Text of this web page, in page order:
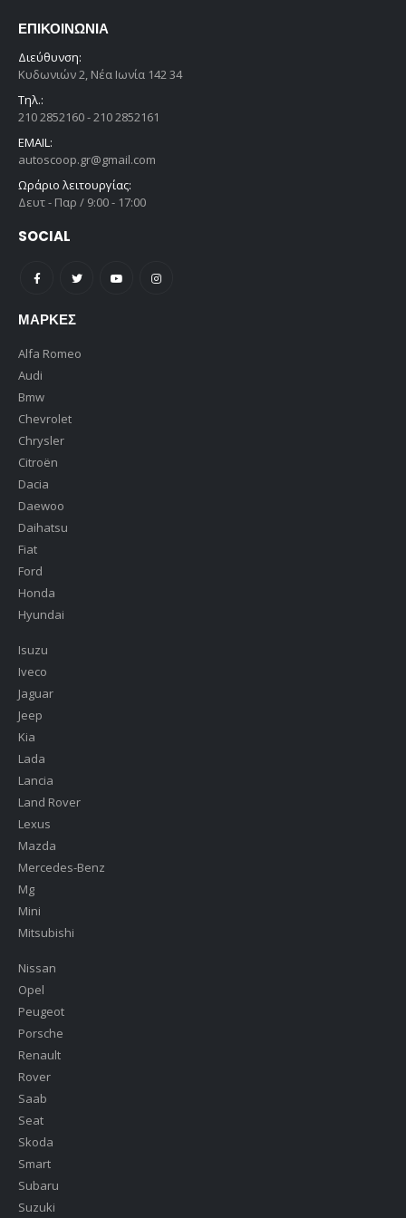
ΕΠΙΚΟΙΝΩΝΊΑ
Διεύθυνση:
Κυδωνιών 2, Νέα Ιωνία 142 34
Τηλ.:
210 2852160 - 210 2852161
EMAIL:
autoscoop.gr@gmail.com
Ωράριο λειτουργίας:
Δευτ - Παρ / 9:00 - 17:00
SOCIAL
ΜΆΡΚΕΣ
Alfa Romeo
Audi
Bmw
Chevrolet
Chrysler
Citroën
Dacia
Daewoo
Daihatsu
Fiat
Ford
Honda
Hyundai
Isuzu
Iveco
Jaguar
Jeep
Kia
Lada
Lancia
Land Rover
Lexus
Mazda
Mercedes-Benz
Mg
Mini
Mitsubishi
Nissan
Opel
Peugeot
Porsche
Renault
Rover
Saab
Seat
Skoda
Smart
Subaru
Suzuki